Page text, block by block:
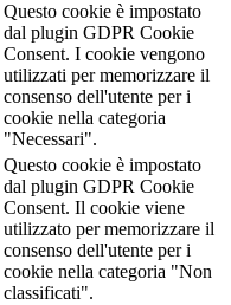
Questo cookie è impostato
dal plugin GDPR Cookie
Consent. I cookie vengono
utilizzati per memorizzare il
consenso dell'utente per i
cookie nella categoria
"Necessari".
Questo cookie è impostato
dal plugin GDPR Cookie
Consent. Il cookie viene
utilizzato per memorizzare il
consenso dell'utente per i
cookie nella categoria "Non
classificati".